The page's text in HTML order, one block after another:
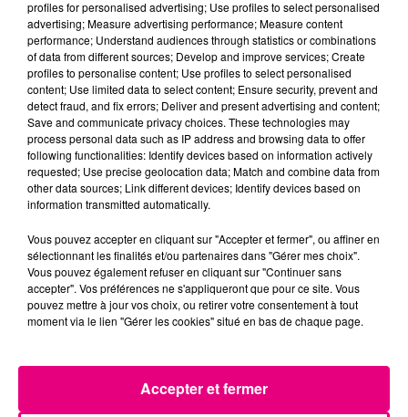
Cancer Lion Vierge
Balance Scorpion Sagittaire
LE TOP
profiles for personalised advertising; Use profiles to select personalised
advertising; Measure advertising performance; Measure content
performance; Understand audiences through statistics or combinations
of data from different sources; Develop and improve services; Create
profiles to personalise content; Use profiles to select personalised
content; Use limited data to select content; Ensure security, prevent and
detect fraud, and fix errors; Deliver and present advertising and content;
Save and communicate privacy choices. These technologies may
process personal data such as IP address and browsing data to offer
following functionalities: Identify devices based on information actively
requested; Use precise geolocation data; Match and combine data from
other data sources; Link different devices; Identify devices based on
information transmitted automatically.
Vous pouvez accepter en cliquant sur "Accepter et fermer", ou affiner en
sélectionnant les finalités et/ou partenaires dans "Gérer mes choix".
Vous pouvez également refuser en cliquant sur "Continuer sans
accepter". Vos préférences ne s'appliqueront que pour ce site. Vous
pouvez mettre à jour vos choix, ou retirer votre consentement à tout
moment via le lien "Gérer les cookies" situé en bas de chaque page.
Accepter et fermer